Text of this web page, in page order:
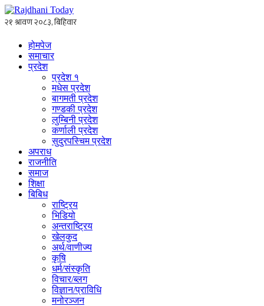
होमपेज
समाचार
प्रदेश
प्रदेश १
मधेस प्रदेश
बागमती प्रदेश
गण्डकी प्रदेश
लुम्बिनी प्रदेश
कर्णाली प्रदेश
सुदुरपस्चिम प्रदेश
अपराध
राजनीति
समाज
शिक्षा
बिबिध
राष्ट्रिय
भिडियो
अन्तराष्ट्रिय
खेलकुद
अर्थ/वाणीज्य
कृषि
धर्म/संस्कृति
विचार/ब्लग
विज्ञान/प्राविधि
मनोरञ्जन